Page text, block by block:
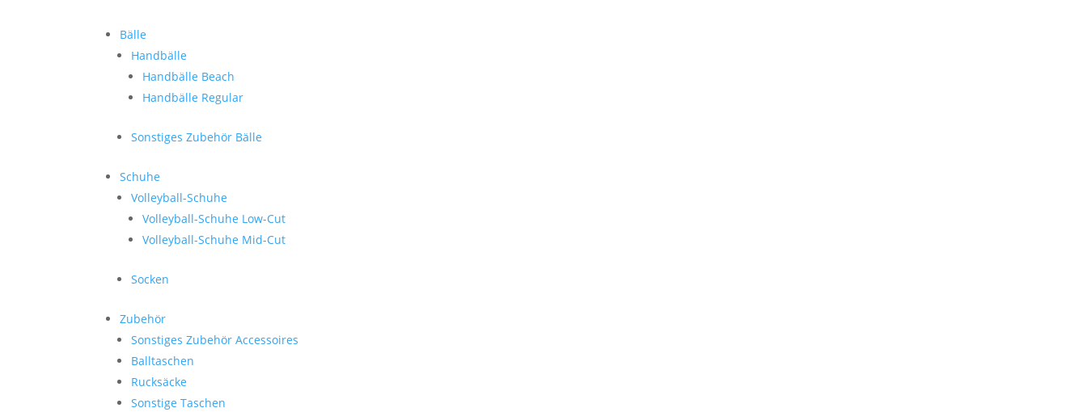
Bälle
Handbälle
Handbälle Beach
Handbälle Regular
Sonstiges Zubehör Bälle
Schuhe
Volleyball-Schuhe
Volleyball-Schuhe Low-Cut
Volleyball-Schuhe Mid-Cut
Socken
Zubehör
Sonstiges Zubehör Accessoires
Balltaschen
Rucksäcke
Sonstige Taschen